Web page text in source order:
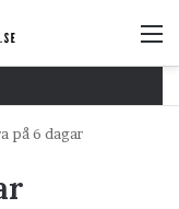
på 6 dagar